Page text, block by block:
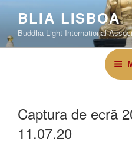
BLIA LISBOA
Buddha Light International
Captura de ecrã
11.07.20